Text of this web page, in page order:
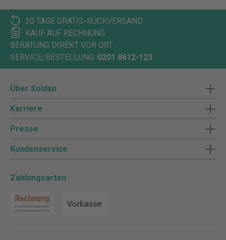
30 TAGE GRATIS-RÜCKVERSAND
KAUF AUF RECHNUNG
BERATUNG DIREKT VOR ORT
SERVICE/BESTELLUNG: 0201 8612-123
Über Soldan
Karriere
Presse
Kundenservice
Zahlungsarten